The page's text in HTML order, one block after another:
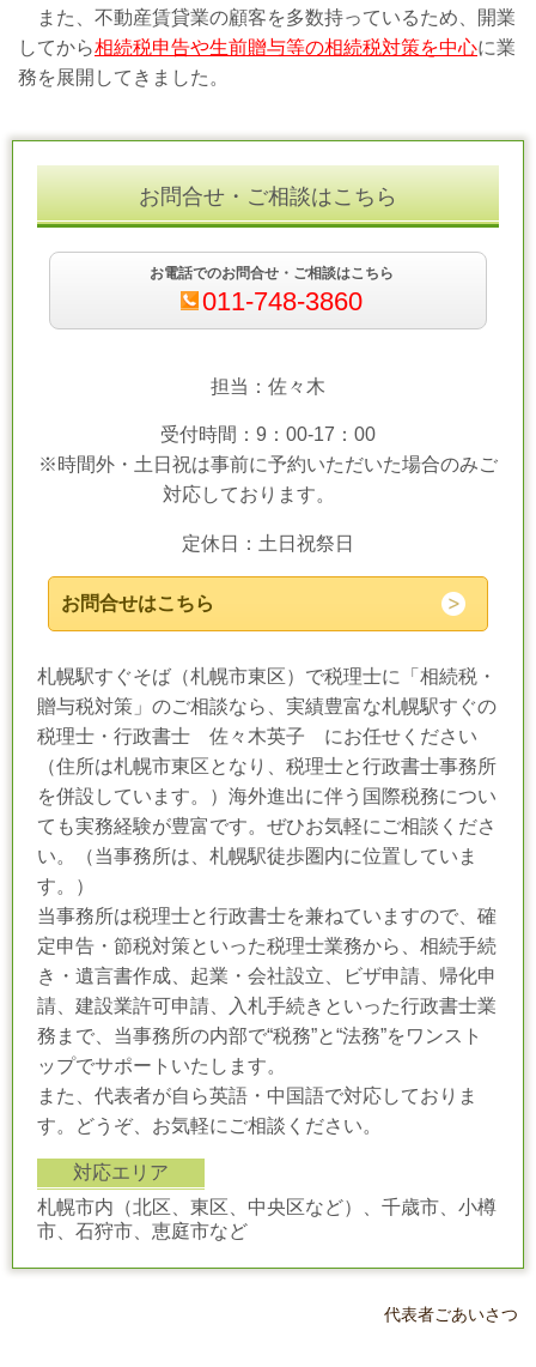
また、不動産賃貸業の顧客を多数持っているため、開業
してから相続税申告や生前贈与等の相続税対策を中心に業
務を展開してきました。
お問合せ・ご相談はこちら
お電話でのお問合せ・ご相談はこちら
011-748-3860
担当：佐々木
受付時間：9：00-17：00
※時間外・土日祝は事前に予約いただいた場合のみご
対応しております。
定休日：土日祝祭日
お問合せはこちら
札幌駅すぐそば（札幌市東区）で税理士に「相続税・
贈与税対策」のご相談なら、実績豊富な札幌駅すぐの
税理士・行政書士 佐々木英子 にお任せください
（住所は札幌市東区となり、税理士と行政書士事務所
を併設しています。）海外進出に伴う国際税務につい
ても実務経験が豊富です。ぜひお気軽にご相談くださ
い。（当事務所は、札幌駅徒歩圏内に位置していま
す。）
当事務所は税理士と行政書士を兼ねていますので、確
定申告・節税対策といった税理士業務から、相続手続
き・遺言書作成、起業・会社設立、ビザ申請、帰化申
請、建設業許可申請、入札手続きといった行政書士業
務まで、当事務所の内部で“税務”と“法務”をワンスト
ップでサポートいたします。
また、代表者が自ら英語・中国語で対応しておりま
す。どうぞ、お気軽にご相談ください。
対応エリア
札幌市内（北区、東区、中央区など）、千歳市、小樽
市、石狩市、恵庭市など
代表者ごあいさつ